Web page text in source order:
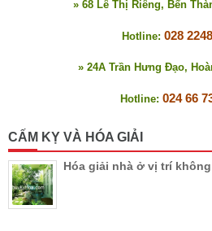
» 68 Lê Thị Riêng, Bến
Hotline: 028
» 24A Trần Hưng Đạo,
Hotline: 024 66
CẤM KỴ VÀ HÓA GIẢI
Hóa giải nhà ở vị trí